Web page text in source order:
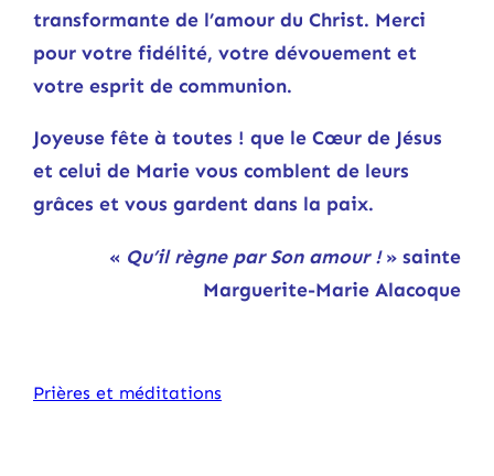
transformante de l’amour du Christ. Merci
pour votre fidélité, votre dévouement et
votre esprit de communion.
Joyeuse fête à toutes ! que le Cœur de Jésus
et celui de Marie vous comblent de leurs
grâces et vous gardent dans la paix.
« Qu’il règne par Son amour !» sainte
Marguerite-Marie Alacoque
Prières et méditations